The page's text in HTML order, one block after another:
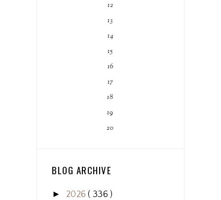
12
13
14
15
16
17
18
19
20
BLOG ARCHIVE
► 2026( 336 )